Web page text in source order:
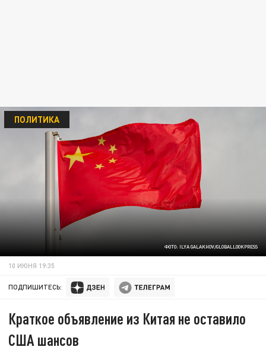
ФОТО: ILYA GALAKHOV/GLOBALLOOKPRESS
ПОЛИТИКА
10 ИЮНЯ 19:35
ПОДПИШИТЕСЬ:
Краткое объявление из Китая не оставило
США шансов